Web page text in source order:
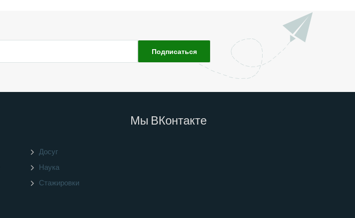
Досуг
Наука
Стажировки
Мы ВКонтакте